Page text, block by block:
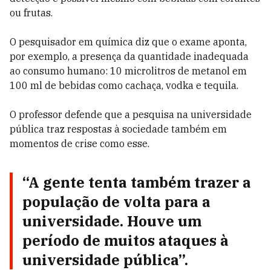
ou frutas.
O pesquisador em química diz que o exame aponta,
por exemplo, a presença da quantidade inadequada
ao consumo humano: 10 microlitros de metanol em
100 ml de bebidas como cachaça, vodka e tequila.
O professor defende que a pesquisa na universidade
pública traz respostas à sociedade também em
momentos de crise como esse.
“A gente tenta também trazer a
população de volta para a
universidade. Houve um
período de muitos ataques à
universidade pública”.